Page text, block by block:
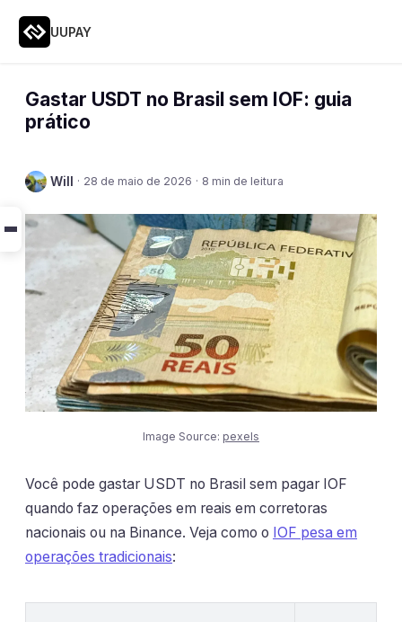
UUPAY
Gastar USDT no Brasil sem IOF: guia
prático
Will · 28 de maio de 2026 · 8 min de leitura
Image Source: pexels
Você pode gastar USDT no Brasil sem pagar IOF
quando faz operações em reais em corretoras
nacionais ou na Binance. Veja como o IOF pesa em
operações tradicionais: